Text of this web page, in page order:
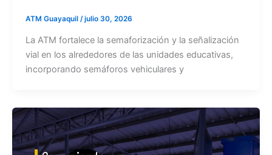
ATM Guayaquil /julio 30, 2026
La ATM fortalece la semaforización y la señalización
vial en los alrededores de las unidades educativas,
incorporando semáforos vehiculares y